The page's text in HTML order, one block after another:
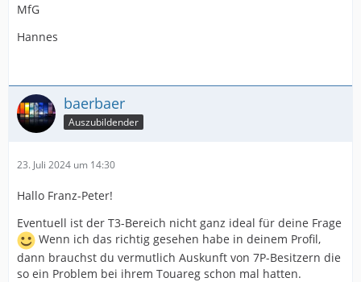
MfG
Hannes
baerbaer
Auszubildender
23. Juli 2024 um 14:30
Hallo Franz-Peter!
Eventuell ist der T3-Bereich nicht ganz ideal für deine Frage
Wenn ich das richtig gesehen habe in deinem Profil,
dann brauchst du vermutlich Auskunft von 7P-Besitzern die
so ein Problem bei ihrem Touareg schon mal hatten.